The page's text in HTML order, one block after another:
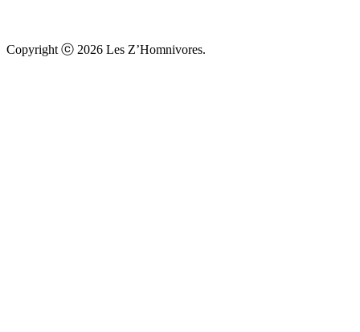
Copyright ⓒ 2026 Les Z’Homnivores.